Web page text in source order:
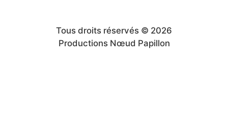
Tous droits réservés © 2026
Productions Nœud Papillon